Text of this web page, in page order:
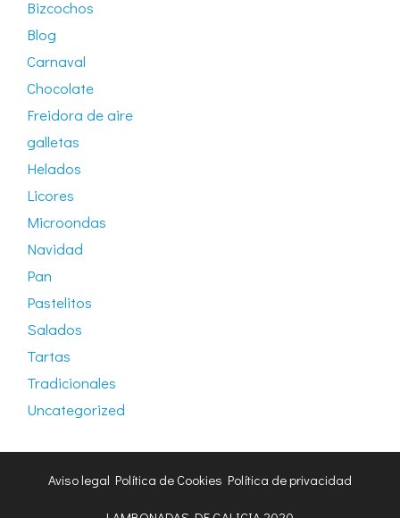
Bizcochos
Blog
Carnaval
Chocolate
Freidora de aire
galletas
Helados
Licores
Microondas
Navidad
Pan
Pastelitos
Salados
Tartas
Tradicionales
Uncategorized
Aviso legal Política de Cookies Política de privacidad